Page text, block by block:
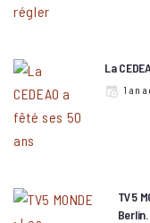
La
1 an
TV5